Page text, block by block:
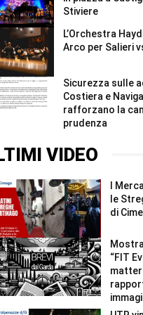
Stiviere
L’Orchestra
Arco per Salieri
Sicurezza sulle
Costiera e
rafforzano la
prudenza
VIDEO
I
le
di
“FIT